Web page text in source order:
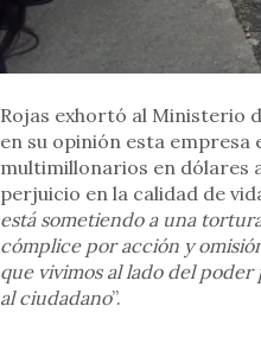
Rojas exhortó al Ministerio
en su opinión esta
multimillonarios en dólares
perjuicio en la calidad de
está sometiendo a una
cómplice por acción y
que vivimos al lado del
al ciudadano”.